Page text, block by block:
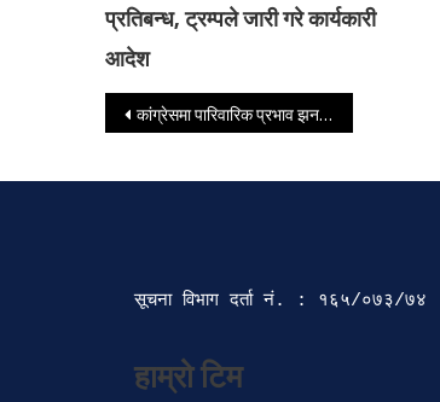
प्रतिबन्ध, ट्रम्पले जारी गरे कार्यकारी
आदेश
Post navigation
कांग्रेसमा पारिवारिक प्रभाव झन बढ्दो, दाजु पार्टी अध्यक्ष, बहिनी महासचिव
सूचना विभाग दर्ता‍ नं. : १६५/०७३/७४
हाम्रो टिम